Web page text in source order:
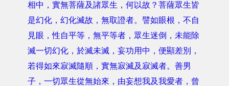
相中，實無菩薩及諸眾生，何以故？菩薩眾生皆
是幻化，幻化滅故，無取證者。譬如眼根，不自
見眼，性自平等，無平等者，眾生迷倒，未能除
滅一切幻化，於滅未滅，妄功用中，便顯差別，
若得如來寂滅隨順，實無寂滅及寂滅者。善男
子，一切眾生從無始來，由妄想我及我愛者，曾